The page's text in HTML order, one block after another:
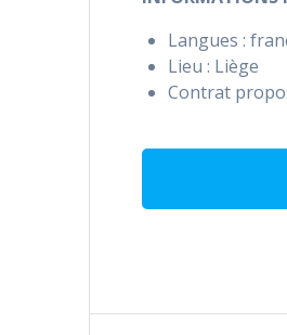
Langues :
Lieu : Liège
Contrat